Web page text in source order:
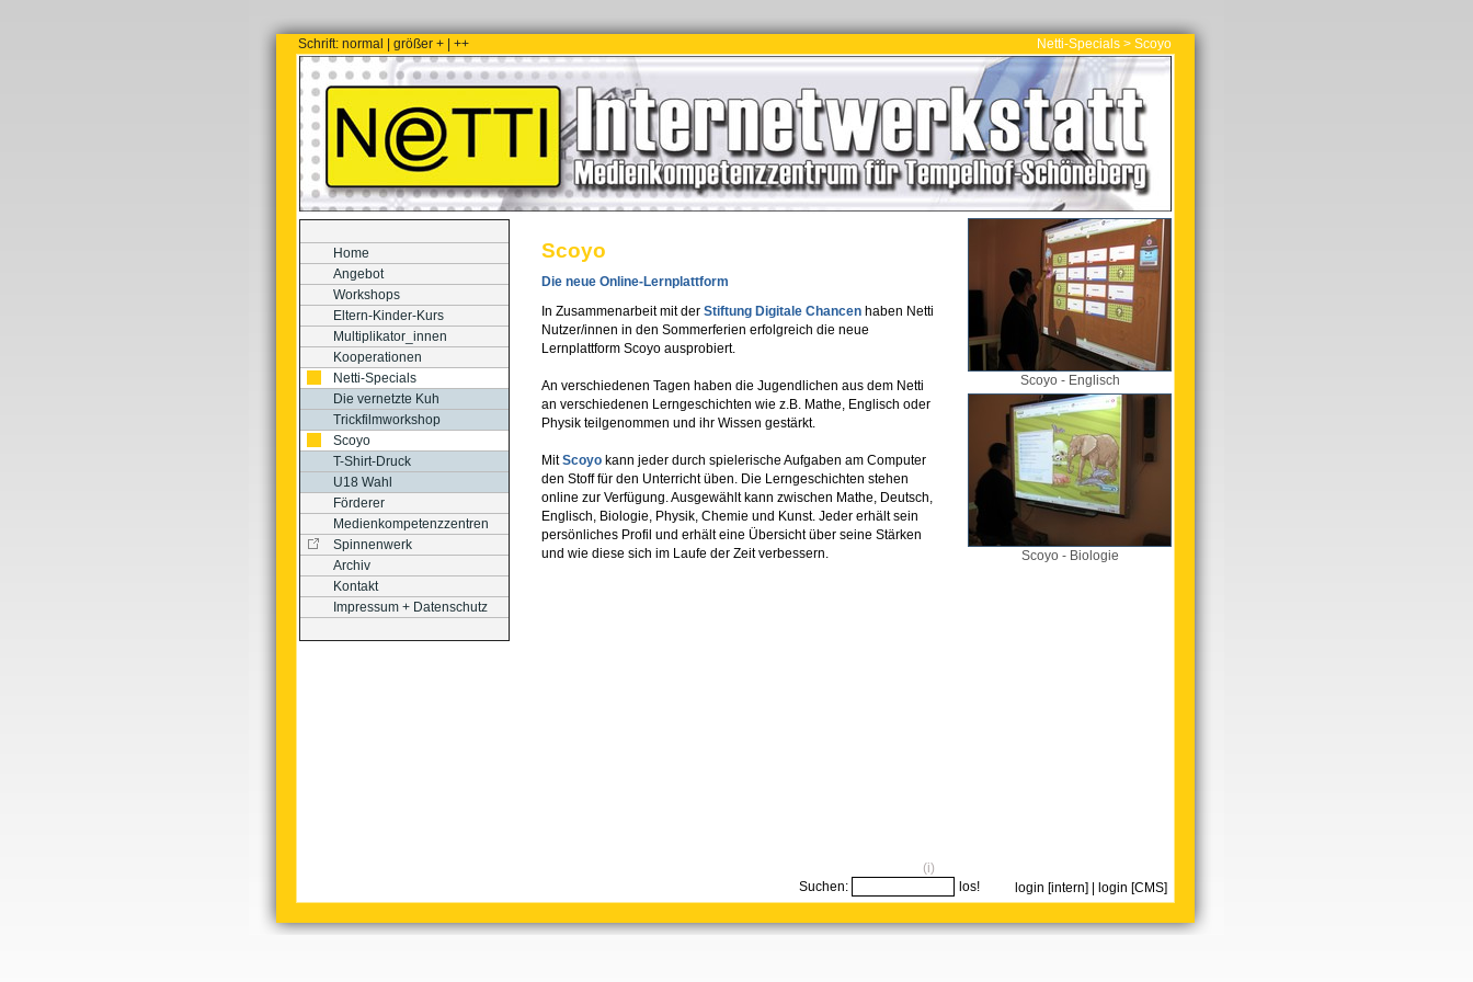
Home
Angebot
Workshops
Eltern-Kinder-Kurs
Multiplikator_innen
Kooperationen
Netti-Specials
Die vernetzte Kuh
Trickfilmworkshop
Scoyo
T-Shirt-Druck
U18 Wahl
Förderer
Medienkompetenzzentren
Spinnenwerk
Archiv
Kontakt
Impressum + Datenschutz
Scoyo
Die neue Online-Lernplattform
In Zusammenarbeit mit der Stiftung Digitale Chancen haben Netti
Nutzer/innen in den Sommerferien erfolgreich die neue
Lernplattform Scoyo ausprobiert.
An verschiedenen Tagen haben die Jugendlichen aus dem Netti
an verschiedenen Lerngeschichten wie z.B. Mathe, Englisch oder
Physik teilgenommen und ihr Wissen gestärkt.
MitScoyo kann jeder durch spielerische Aufgaben am Computer
den Stoff für den Unterricht üben. Die Lerngeschichten stehen
online zur Verfügung. Ausgewählt kann zwischen Mathe, Deutsch,
Englisch, Biologie, Physik, Chemie und Kunst. Jeder erhält sein
persönliches Profil und erhält eine Übersicht über seine Stärken
und wie diese sich im Laufe der Zeit verbessern.
Scoyo - Englisch
Scoyo - Biologie
(i)
Suchen:
Schrift: normal größer + ++ Netti-Specials > Scoyo
login [intern] login [CMS]